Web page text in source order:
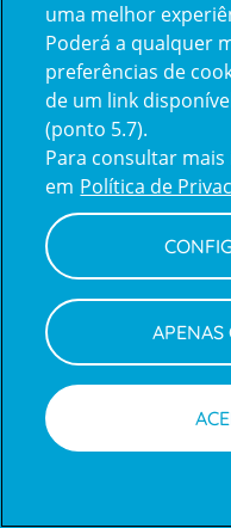
Inicie
Centro de Apoio ao
uma melhor
Poderá a qualquer
preferências de
de um link
(ponto 5.7).
Para consultar
em Política de
APENAS